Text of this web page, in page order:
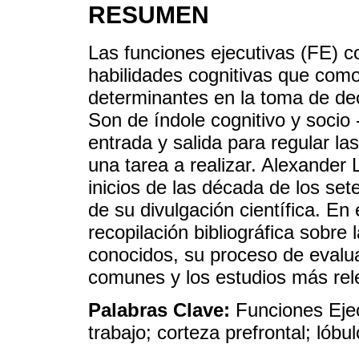
RESUMEN
Las funciones ejecutivas (FE)
habilidades cognitivas que
determinantes en la toma de
Son de índole cognitivo y
entrada y salida para regular
una tarea a realizar. Alexander
inicios de las década de los
de su divulgación científica.
recopilación bibliográfica
conocidos, su proceso de
comunes y los estudios más
Palabras Clave: Funciones
trabajo; corteza prefrontal;